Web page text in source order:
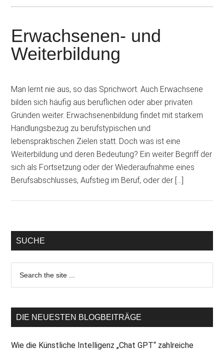
Erwachsenen- und
Weiterbildung
Man lernt nie aus, so das Sprichwort. Auch Erwachsene
bilden sich häufig aus beruflichen oder aber privaten
Gründen weiter. Erwachsenenbildung findet mit starkem
Handlungsbezug zu berufstypischen und
lebenspraktischen Zielen statt. Doch was ist eine
Weiterbildung und deren Bedeutung? Ein weiter Begriff der
sich als Fortsetzung oder der Wiederaufnahme eines
Berufsabschlusses, Aufstieg im Beruf, oder der […]
SUCHE
DIE NEUESTEN BLOGBEITRÄGE
Wie die Künstliche Intelligenz „Chat GPT“ zahlreiche